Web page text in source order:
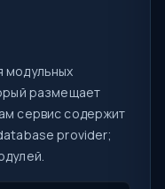
модульных
размещает
сервис содержит
provider;